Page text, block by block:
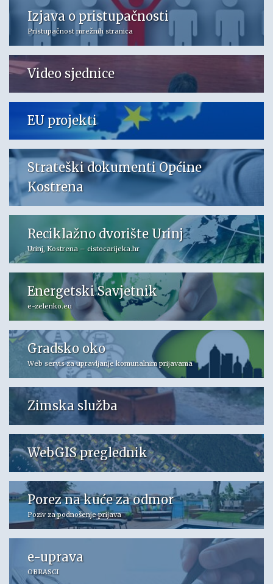
Izjava o pristupačnosti
Pristupačnost mrežnih stranica
Video sjednice
EU projekti
Strateški dokumenti Općine
Kostrena
Reciklažno dvorište Urinj
Urinj, Kostrena – cistocarijeka.hr
Energetski Savjetnik
e-zelenko.eu
Gradsko oko
Web servis za upravljanje komunalnim prijavama
Zimska služba
WebGIS preglednik
Porez na kuće za odmor
Poziv za podnošenje prijava
e-uprava
OBRASCI